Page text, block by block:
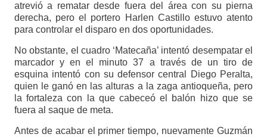
atrevió a rematar desde fuera del área con su pierna
derecha, pero el portero Harlen Castillo estuvo atento
para controlar el disparo en dos oportunidades.
No obstante, el cuadro ‘Matecaña’ intentó desempatar el
marcador y en el minuto 37 a través de un tiro de
esquina intentó con su defensor central Diego Peralta,
quien le ganó en las alturas a la zaga antioqueña, pero
la fortaleza con la que cabeceó el balón hizo que se
fuera al saque de meta.
Antes de acabar el primer tiempo, nuevamente Guzmán